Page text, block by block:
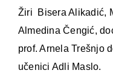
Žiri Bisera Alikadić,
Almedina Čengić,
prof. Arnela Trešnjo
učenici Adli Maslo.